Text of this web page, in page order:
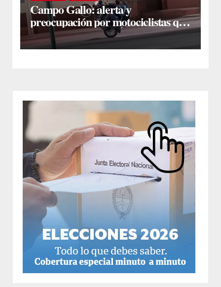
Campo Gallo: alerta y
preocupación por motociclistas que
hacían “wheelie” alrededor de la
plaza principal